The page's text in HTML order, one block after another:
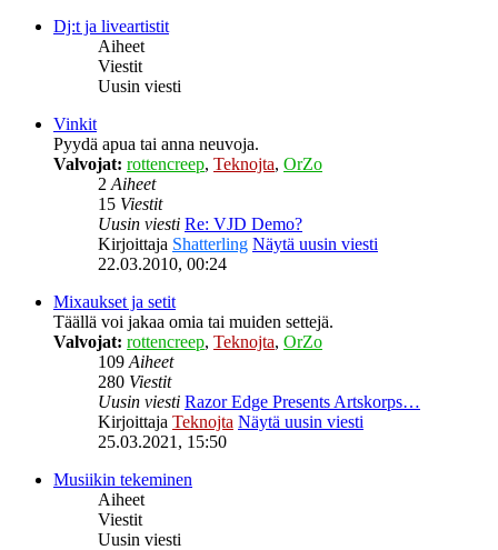
Dj:t ja liveartistit
Aiheet
Viestit
Uusin viesti
Vinkit
Pyydä apua tai anna neuvoja.
Valvojat: rottencreep, Teknojta, OrZo
2Aiheet
15 Viestit
Uusin viesti Re: VJD Demo?
Kirjoittaja Shatterling Näytä uusin viesti
22.03.2010, 00:24
Mixaukset ja setit
Täällä voi jakaa omia tai muiden settejä.
Valvojat: rottencreep, Teknojta, OrZo
109Aiheet
280 Viestit
Uusin viesti Razor Edge Presents Artskorps…
Kirjoittaja Teknojta Näytä uusin viesti
25.03.2021, 15:50
Musiikin tekeminen
Aiheet
Viestit
Uusin viesti